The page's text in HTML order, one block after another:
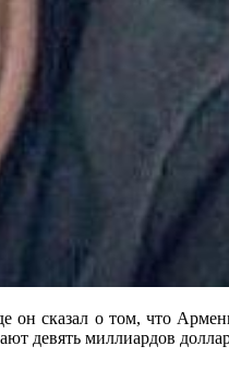
он сказал о том, что
девять миллиардов